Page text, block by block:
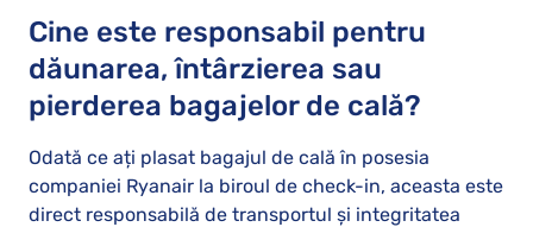
Cine este responsabil pentru
dăunarea, întârzierea sau
pierderea bagajelor de cală?
Odată ce ați plasat bagajul de cală în posesia
companiei Ryanair la biroul de check-in, aceasta este
direct responsabilă de transportul și integritatea